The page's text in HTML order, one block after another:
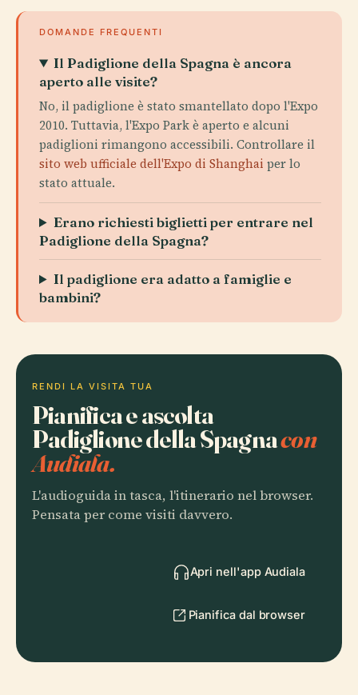
DOMANDE FREQUENTI
Il Padiglione della Spagna è ancora
aperto alle visite?
No, il padiglione è stato smantellato dopo l'Expo
2010. Tuttavia, l'Expo Park è aperto e alcuni
padiglioni rimangono accessibili. Controllare il
sito web ufficiale dell'Expo di Shanghai per lo
stato attuale.
Erano richiesti biglietti per entrare nel
Padiglione della Spagna?
Il padiglione era adatto a famiglie e
bambini?
RENDI LA VISITA TUA
Pianifica e ascolta
Padiglione della Spagnacon
Audiala.
L'audioguida in tasca, l'itinerario nel browser.
Pensata per come visiti davvero.
Apri nell'app Audiala
Pianifica dal browser